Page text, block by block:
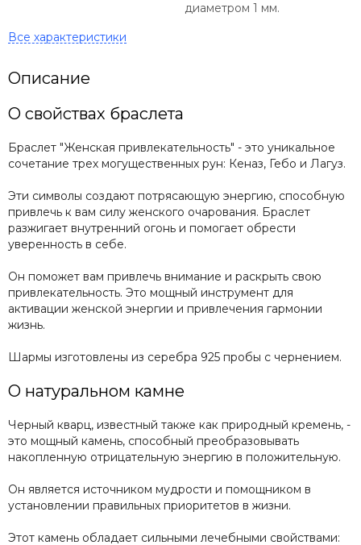
диаметром 1 мм.
Описание
О свойствах браслета
Браслет "Женская привлекательность" - это уникальное
сочетание трех могущественных рун: Кеназ, Гебо и Лагуз.
Эти символы создают потрясающую энергию, способную
привлечь к вам силу женского очарования. Браслет
разжигает внутренний огонь и помогает обрести
уверенность в себе.
Он поможет вам привлечь внимание и раскрыть свою
привлекательность. Это мощный инструмент для
активации женской энергии и привлечения гармонии
жизнь.
Шармы изготовлены из серебра 925 пробы с чернением.
О натуральном камне
Черный кварц, известный также как природный кремень, -
это мощный камень, способный преобразовывать
накопленную отрицательную энергию в положительную.
Он является источником мудрости и помощником в
установлении правильных приоритетов в жизни.
Этот камень обладает сильными лечебными свойствами: